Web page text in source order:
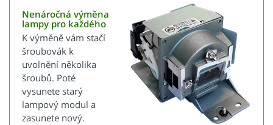
Nenáročná výměna
lampy pro každého
K výměně vám stačí
šroubovák k
uvolnění několika
šroubů. Poté
vysunete starý
lampový modul a
zasunete nový.